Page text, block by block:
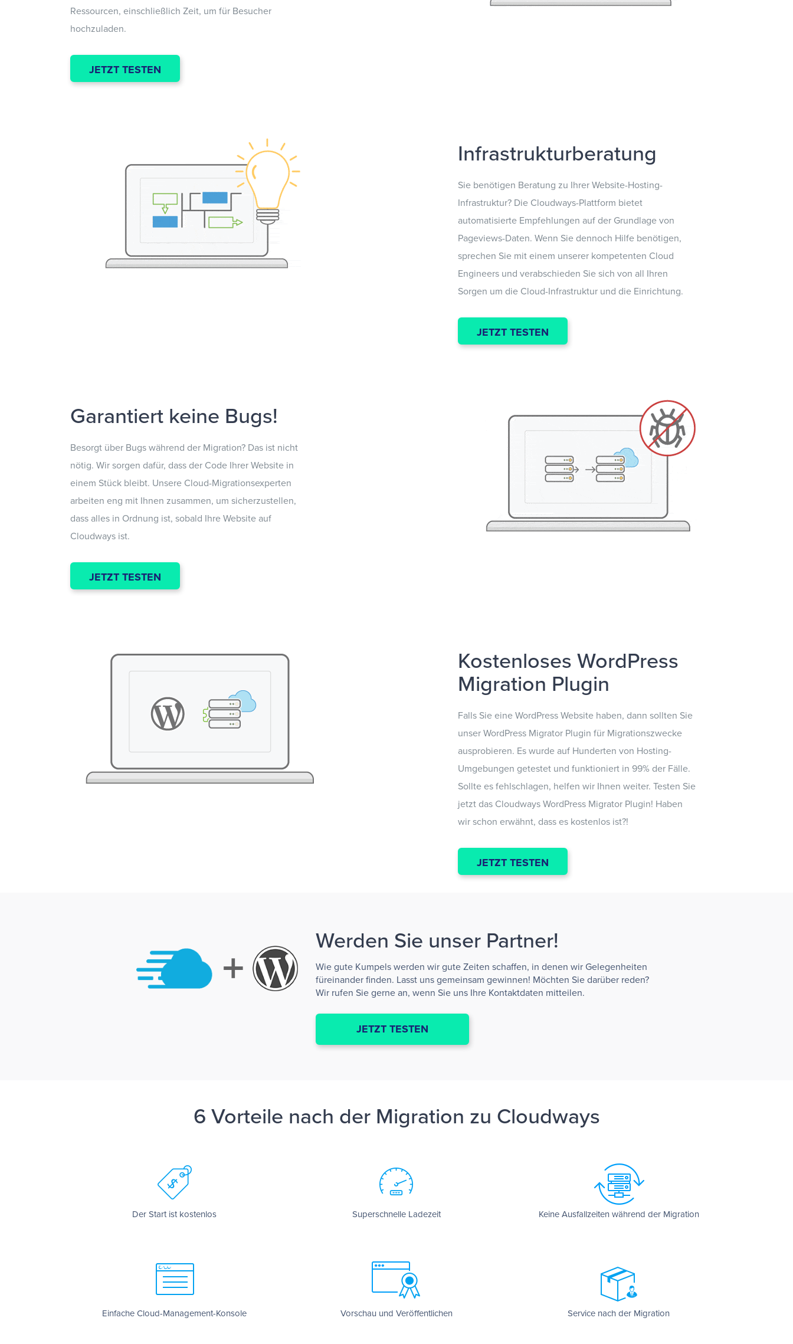
Ressourcen, einschließlich Zeit, um für Besucher
hochzuladen.
JETZT TESTEN
Infrastrukturberatung
Sie benötigen Beratung zu Ihrer Website-Hosting-
Infrastruktur? Die Cloudways-Plattform bietet
automatisierte Empfehlungen auf der Grundlage von
Pageviews-Daten. Wenn Sie dennoch Hilfe benötigen,
sprechen Sie mit einem unserer kompetenten Cloud
Engineers und verabschieden Sie sich von all Ihren
Sorgen um die Cloud-Infrastruktur und die Einrichtung.
JETZT TESTEN
Garantiert keine Bugs!
Besorgt über Bugs während der Migration? Das ist nicht
nötig. Wir sorgen dafür, dass der Code Ihrer Website in
einem Stück bleibt. Unsere Cloud-Migrationsexperten
arbeiten eng mit Ihnen zusammen, um sicherzustellen,
dass alles in Ordnung ist, sobald Ihre Website auf
Cloudways ist.
JETZT TESTEN
Kostenloses WordPress
Migration Plugin
Falls Sie eine WordPress Website haben, dann sollten Sie
unser WordPress Migrator Plugin für Migrationszwecke
ausprobieren. Es wurde auf Hunderten von Hosting-
Umgebungen getestet und funktioniert in 99% der Fälle.
Sollte es fehlschlagen, helfen wir Ihnen weiter. Testen Sie
jetzt das Cloudways WordPress Migrator Plugin! Haben
wir schon erwähnt, dass es kostenlos ist?!
JETZT TESTEN
Werden Sie unser Partner!
Wie gute Kumpels werden wir gute Zeiten schaffen, in denen wir Gelegenheiten
füreinander finden. Lasst uns gemeinsam gewinnen! Möchten Sie darüber reden?
Wir rufen Sie gerne an, wenn Sie uns Ihre Kontaktdaten mitteilen.
JETZT TESTEN
6 Vorteile nach der Migration zu Cloudways
Der Start ist kostenlos Superschnelle Ladezeit Keine Ausfallzeiten während der Migration
Einfache Cloud-Management-Konsole Vorschau und Veröffentlichen Service nach der Migration